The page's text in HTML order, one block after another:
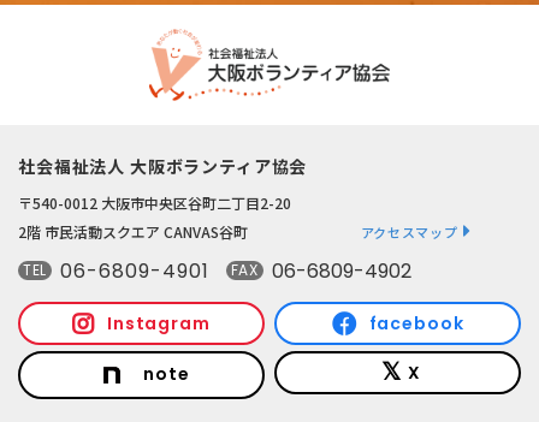
社会福祉法人 大阪ボランティア協会
〒540-0012 大阪市中央区谷町二丁目2-20
2階 市民活動スクエア CANVAS谷町
アクセスマップ
TEL 06-6809-4901 FAX 06-6809-4902
Instagram facebook
note X